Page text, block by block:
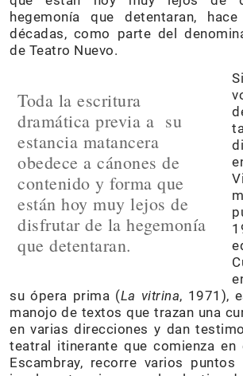
hegemonía que detentaran,
décadas, como parte del
de Teatro Nuevo.
Toda la escritura
dramática previa a su
estancia matancera
obedece a cánones de
contenido y forma que
están hoy muy lejos de
disfrutar de la hegemonía
que detentaran.
su ópera prima (La vitrina, 1971),
manojo de textos que trazan una
en varias direcciones y dan
teatral itinerante que comienza en
Escambray, recorre varios